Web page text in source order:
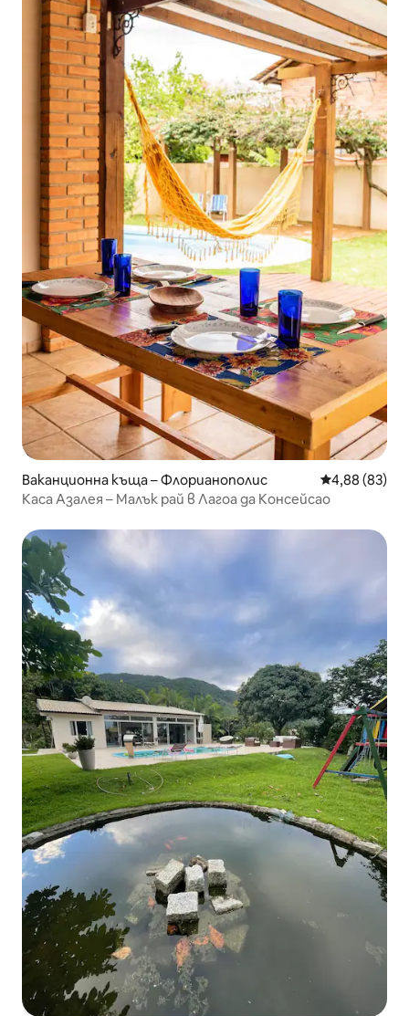
Ваканционна къща – Флорианополис Средна
4,88 (83)
Каса Азалея – Малък рай в Лагоа да Консейсао